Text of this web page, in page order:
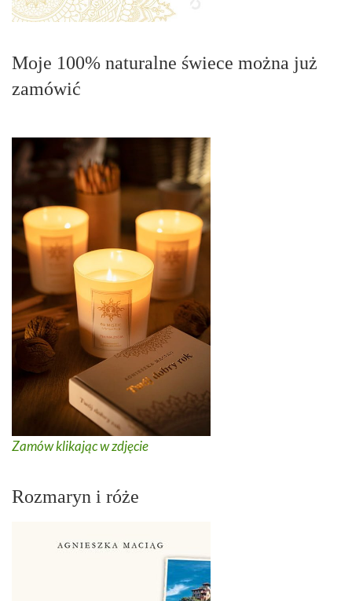
Moje 100% naturalne świece można już
zamówić
Zamów klikając w zdjęcie
Rozmaryn i róże